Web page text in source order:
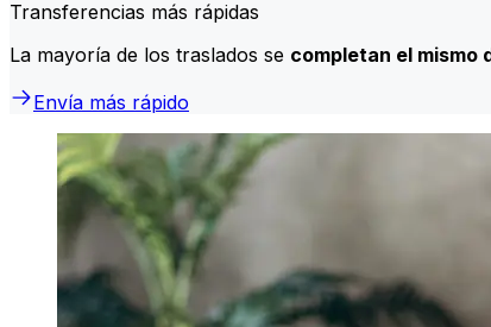
Transferencias más rápidas
La mayoría de los traslados se completan el mismo
Envía más rápido